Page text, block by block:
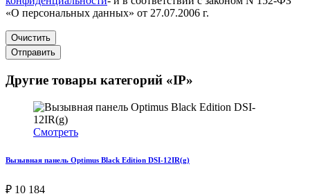
«О персональных данных» от 27.07.2006 г.
Очистить
Отправить
Другие товары категорий «IP»
Смотреть
Вызывная панель Optimus Black Edition DSI-12IR(g)
₽ 10 184